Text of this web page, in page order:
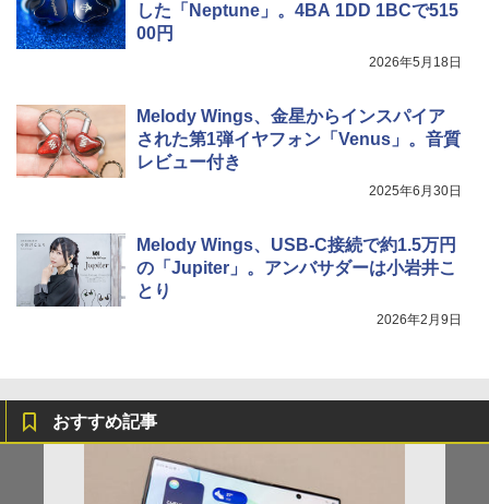
した「Neptune」。4BA 1DD 1BCで515
00円
2026年5月18日
Melody Wings、金星からインスパイア
された第1弾イヤフォン「Venus」。音質
レビュー付き
2025年6月30日
Melody Wings、USB-C接続で約1.5万円
の「Jupiter」。アンバサダーは小岩井こ
とり
2026年2月9日
おすすめ記事